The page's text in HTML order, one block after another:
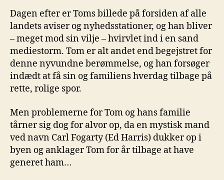
Dagen efter er Toms billede på forsiden af alle
landets aviser og nyhedsstationer, og han bliver
– meget mod sin vilje – hvirvlet ind i en sand
mediestorm. Tom er alt andet end begejstret for
denne nyvundne berømmelse, og han forsøger
indædt at få sin og familiens hverdag tilbage på
rette, rolige spor.
Men problemerne for Tom og hans familie
tårner sig dog for alvor op, da en mystisk mand
ved navn Carl Fogarty (Ed Harris) dukker op i
byen og anklager Tom for år tilbage at have
generet ham…